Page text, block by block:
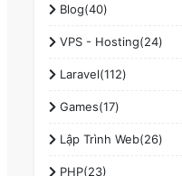
Blog(40)
VPS - Hosting(24)
Laravel(112)
Games(17)
Lập Trình Web(26)
PHP(23)